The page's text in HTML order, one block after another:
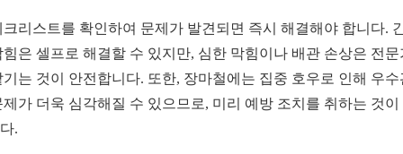
크리스트를 확인하여 문제가 발견되면 즉시 해결해야 합니다.
힘은 셀프로 해결할 수 있지만, 심한 막힘이나 배관 손상은 전문
기는 것이 안전합니다. 또한, 장마철에는 집중 호우로 인해 우수
제가 더욱 심각해질 수 있으므로, 미리 예방 조치를 취하는 것이
.